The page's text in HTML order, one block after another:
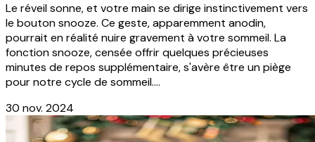
Le réveil sonne, et votre main se dirige instinctivement vers
le bouton snooze. Ce geste, apparemment anodin,
pourrait en réalité nuire gravement à votre sommeil. La
fonction snooze, censée offrir quelques précieuses
minutes de repos supplémentaire, s'avère être un piège
pour notre cycle de sommeil....
30 nov. 2024